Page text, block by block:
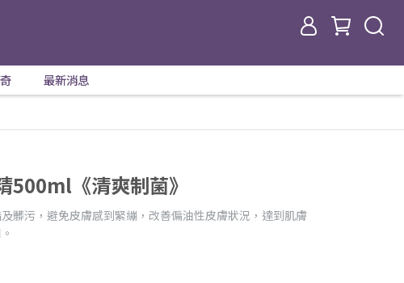
最新消息
500ml《清爽制菌》
髒污，避免皮膚感到緊繃，改善偏油性皮膚狀況，達到肌膚